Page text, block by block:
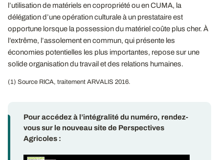
l’utilisation de matériels en copropriété ou en CUMA, la
délégation d’une opération culturale à un prestataire est
opportune lorsque la possession du matériel coûte plus cher. À
l’extrême, l’assolement en commun, qui présente les
économies potentielles les plus importantes, repose sur une
solide organisation du travail et des relations humaines.
(1) Source RICA, traitement ARVALIS 2016.
Pour accédez à l’intégralité du numéro, rendez-
vous sur le nouveau site de Perspectives
Agricoles :